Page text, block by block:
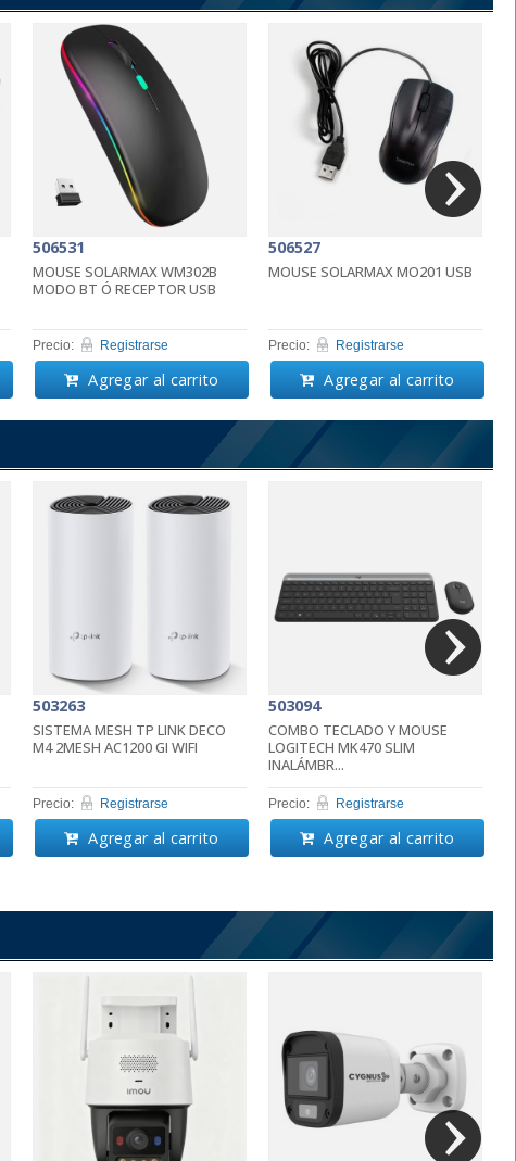
506531
MOUSE SOLARMAX WM302B
MODO BT Ó RECEPTOR USB
Precio: Registrarse
Agregar al carrito
506527
MOUSE SOLARMAX MO201 USB
Precio: Registrarse
Agregar al carrito
503263
SISTEMA MESH TP LINK DECO
M4 2MESH AC1200 GI WIFI
Precio: Registrarse
Agregar al carrito
503094
COMBO TECLADO Y MOUSE
LOGITECH MK470 SLIM
INALÁMBR...
Precio: Registrarse
Agregar al carrito